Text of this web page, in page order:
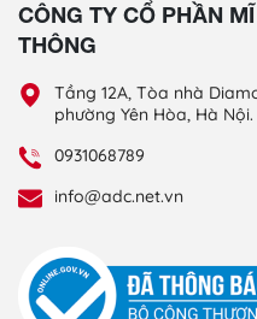
CÔNG TY CỔ PHẦN
THÔNG
Tầng 12A, Tòa nhà
phường Yên Hòa, Hà Nội.
0931068789
info@adc.net.vn